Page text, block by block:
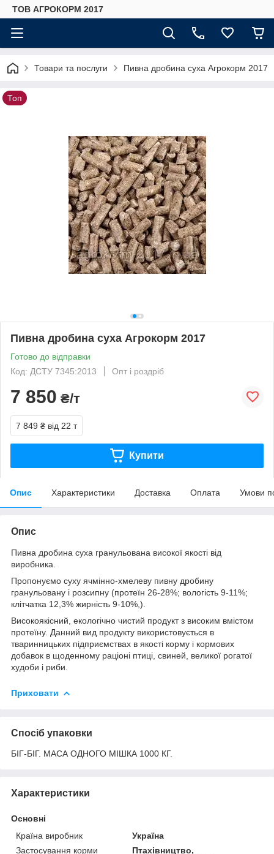
ТОВ АГРОКОРМ 2017
Товари та послуги Пивна дробина суха Агрокорм 2017
Топ
Пивна дробина суха Агрокорм 2017
Готово до відправки
Код: ДСТУ 7345:2013
Опт і роздріб
7 850 ₴/т
7 849 ₴ від 22 т
Купити
Опис Характеристики Доставка Оплата Умови
Опис
Пивна дробина суха гранульована високої якості від
виробника.
Пропонуємо суху ячмінно-хмелеву пивну дробину
гранульовану і розсипну (протеїн 26-28%; вологість 9-11%;
клітчатка 12,3% жирність 9-10%,).
Bисокоякісний, екологічно чистий продукт з високим вмістом
протеїну. Данний вид продукту використовується в
тваринницьких підприємствах в якості корму і кормових
добавок в щоденному раціоні птиці, свиней, великої рогатої
худоби і риби.
Приховати
Спосіб упаковки
БІГ-БІГ. МАСА ОДНОГО МІШКА 1000 КГ.
Характеристики
Основні
Країна виробник
Україна
Застосування корми
Птахівництво,